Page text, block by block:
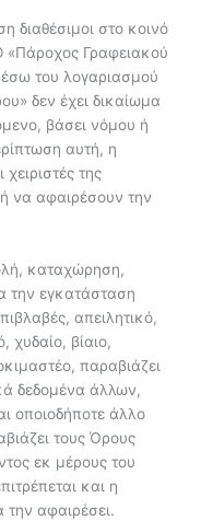
διαθέσιμοι στο κοινό
«Πάροχος Γραφειακού
του λογαριασμού
δεν έχει δικαίωμα
βάσει νόμου ή
αυτή, η
χειριστές της
να αφαιρέσουν την
καταχώρηση,
την εγκατάσταση
απειλητικό,
χυδαίο, βίαιο,
παραβιάζει
δεδομένα άλλων,
οποιοδήποτε άλλο
τους Όρους
εκ μέρους του
και η
την αφαιρέσει.